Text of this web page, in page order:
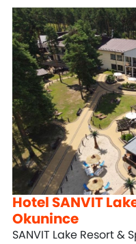
Hotel SANVIT
Okunince
SANVIT Lake Resort &